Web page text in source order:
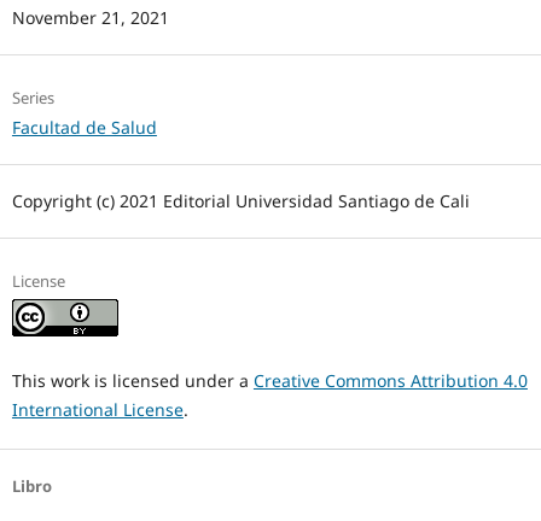
November 21, 2021
Series
Facultad de Salud
Copyright (c) 2021 Editorial Universidad Santiago de Cali
License
This work is licensed under a Creative Commons Attribution 4.0
International License.
Libro